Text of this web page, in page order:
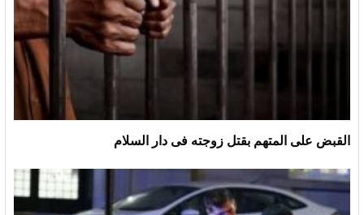
القبض على المتهم بقتل زوجته فى دار السلام